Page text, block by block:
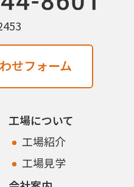
せフォーム
工場について
工場紹介
工場見学